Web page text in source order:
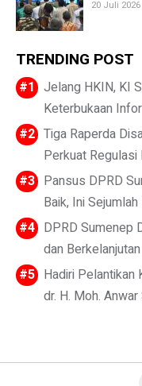
20 Juli 2026
TRENDING POST
Jelang HKIN, KI
Keterbukaan
Tiga Raperda
Perkuat Regulasi
Pansus DPRD
Baik, Ini
DPRD Sumenep
dan Berkelanjutan
Hadiri Pelantikan
dr. H. Moh.